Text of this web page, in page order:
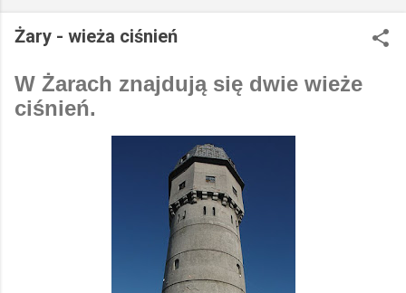
Żary - wieża ciśnień
W Żarach znajdują się dwie wieże
ciśnień.